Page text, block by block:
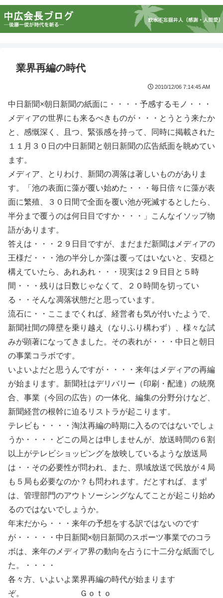
業界再編の時代
2010/12/06 7:14:45 AM
中日新聞×朝日新聞の紙面に・・・・予感するモノ・・・
メディアの世界にも来るべきものが・・・とうとう来たか
と、感慨深く、且つ、緊張感を持って、同時に掲載された
１１月３０日の中日新聞と朝日新聞の広告紙面を眺めてい
ます。
メディア、とりわけ、新聞の凋落は著しいものがありま
す。「池の表面に藻が覆い始めた・・・毎日倍々に藻が表
面に繁殖、３０日間で全面を覆い池が死滅するとしたら、
半分まで覆うのは何日目ですか・・・」こんなイソップ物
語があります。
答えは・・・２９日目ですが、まだまだ新聞はメディアの
王様だ・・・池の半分しか藻は覆ってはいないと、安穏と
構えていたら、あれあれ・・・現実は２９日目と５時
間・・・残りは日数じゃなくて、２０時間を切ってい
る・・そんな凋落状態だと思っています。
流石に・・ここまでくれば、経営者も気が付いたようで、
新聞社間の障壁を乗り越え（なりふり構わず）、様々な試
みが顕著になってきました。その表れが・・・中日と朝日
の事業コラボです。
いよいよだと思うんですが・・・・来年はメディアの再編
が始まります。新聞社はデリバリー（印刷・配達）の統廃
合、事業（今回の広告）の一体化、編集の分野分けなど、
新聞経営の根幹に迫るリストラが起こります。
テレビも・・・・淘汰再編の時期に入るのではないでしょ
うか・・・・どこの局とは申しませんが、放送時間の６割
以上がテレビショッピングを放映しているような放送局
は・・その必要性が問われ、また、県域放送で民放が４局
も５局も必要なのか？も問われます。だとすれば、まず
は、管理部門のアウトソーシングなんてことが起こり始め
るのではないでしょうか。
年末だから・・・来年の予想をする訳ではないのです
が・・・・・中日新聞×朝日新聞のスポーツ事業でのコラ
ボは、来年のメディア界の動向を占うに十二分な紙面でし
た。・・・・
各々方、いよいよ業界再編の時代が始まります
ぞ。 Ｇｏｔｏ